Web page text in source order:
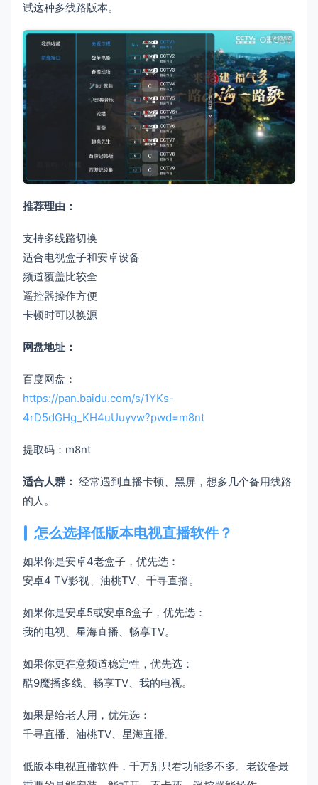
试这种多线路版本。
推荐理由：
支持多线路切换
适合电视盒子和安卓设备
频道覆盖比较全
遥控器操作方便
卡顿时可以换源
网盘地址：
百度网盘：
https://pan.baidu.com/s/1YKs-
4rD5dGHg_KH4uUuyvw?pwd=m8nt
提取码：m8nt
适合人群： 经常遇到直播卡顿、黑屏，想多几个备用线路
的人。
怎么选择低版本电视直播软件？
如果你是安卓4老盒子，优先选：
安卓4 TV影视、油桃TV、千寻直播。
如果你是安卓5或安卓6盒子，优先选：
我的电视、星海直播、畅享TV。
如果你更在意频道稳定性，优先选：
酷9魔播多线、畅享TV、我的电视。
如果是给老人用，优先选：
千寻直播、油桃TV、星海直播。
低版本电视直播软件，千万别只看功能多不多。老设备最